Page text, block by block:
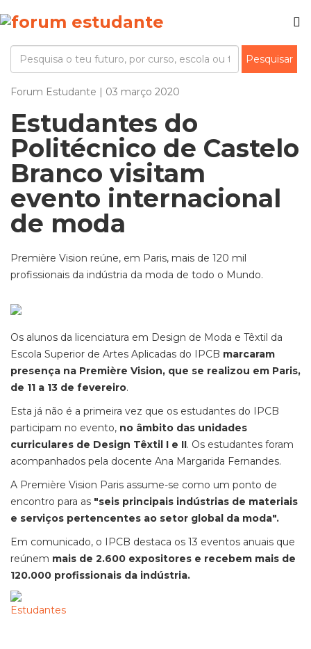
Forum Estudante | 03 março 2020
Estudantes do
Politécnico de Castelo
Branco visitam
evento internacional
de moda
Première Vision reúne, em Paris, mais de 120 mil
profissionais da indústria da moda de todo o Mundo.
Os alunos da licenciatura em Design de Moda e Têxtil da
Escola Superior de Artes Aplicadas do IPCB marcaram
presença na Première Vision, que se realizou em Paris,
de 11 a 13 de fevereiro.
Esta já não é a primeira vez que os estudantes do IPCB
participam no evento, no âmbito das unidades
curriculares de Design Têxtil I e II. Os estudantes foram
acompanhados pela docente Ana Margarida Fernandes.
A Première Vision Paris assume-se como um ponto de
encontro para as "seis principais indústrias de materiais
e serviços pertencentes ao setor global da moda".
Em comunicado, o IPCB destaca os 13 eventos anuais que
reúnem mais de 2.600 expositores e recebem mais de
120.000 profissionais da indústria.